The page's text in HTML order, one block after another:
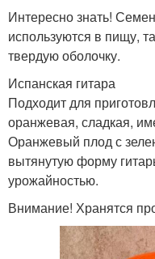
Интересно знать!
используются в пищу,
твердую оболочку.
Испанская гитара
Подходит для
оранжевая, сладкая,
Оранжевый плод с
вытянутую форму
урожайностью.
Внимание! Хранятся